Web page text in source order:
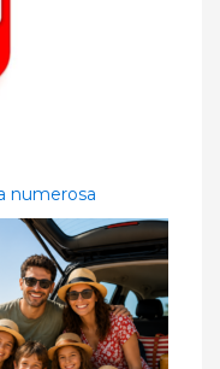
numerosa